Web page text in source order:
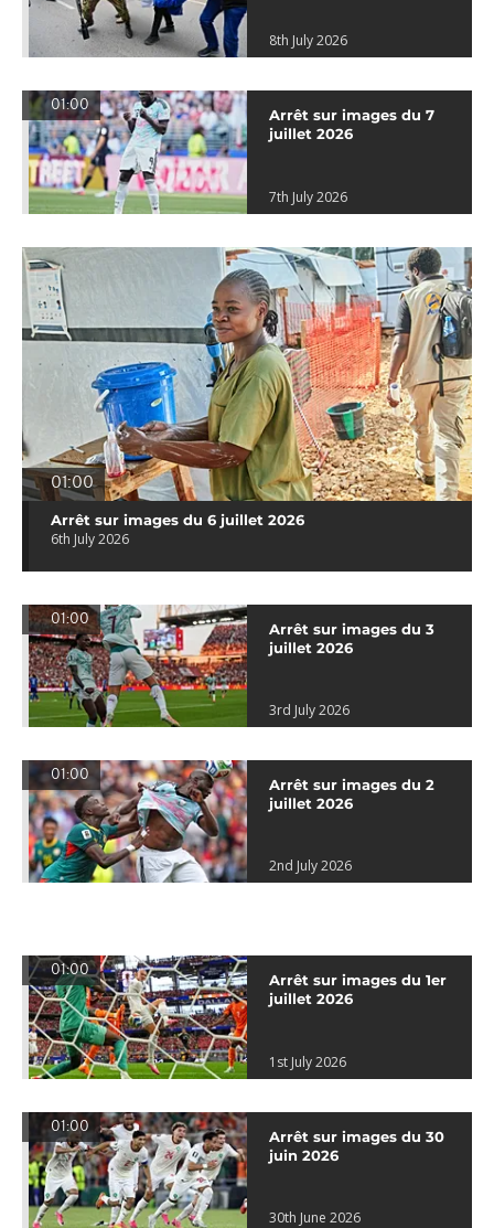
8th July 2026
01:00
Arrêt sur images du 7
juillet 2026
7th July 2026
01:00
Arrêt sur images du 6 juillet 2026
6th July 2026
01:00
Arrêt sur images du 3
juillet 2026
3rd July 2026
01:00
Arrêt sur images du 2
juillet 2026
2nd July 2026
01:00
Arrêt sur images du 1er
juillet 2026
1st July 2026
01:00
Arrêt sur images du 30
juin 2026
30th June 2026